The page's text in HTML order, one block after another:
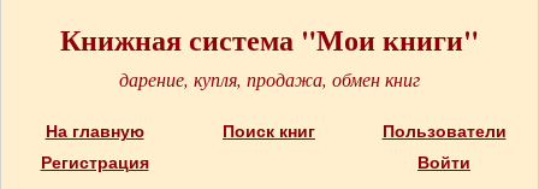
Книжная система "Мои книги"
дарение, купля, продажа, обмен книг
На главную Поиск книг
Пользователи
Регистрация
Войти